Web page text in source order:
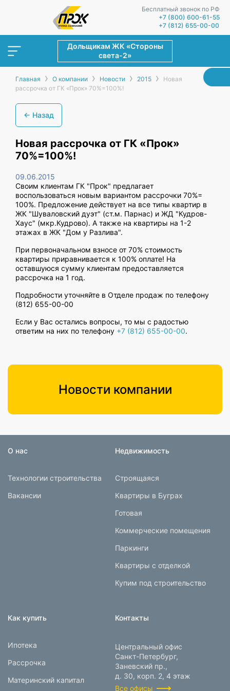
Бесплатный звонок по РФ
+7 (800) 600-61-55
+7 (812) 655-00-00
Дольщикам ЖК «Стороны
света-2»
Главная › О компании › Новости › 2015 ›
Новая
рассрочка от ГК «Прок» 70%=100%!
← Назад
Новая рассрочка от ГК «Прок»
70%=100%!
09.06.2015
Своим клиентам ГК "Прок" предлагает
воспользоваться новым вариантом рассрочки 70%=
100%. Предложение действует на все типы квартир в
ЖК "Шуваловский дуэт" (ст.м. Парнас) и ЖД "Кудров-
Хаус" (мкр.Кудрово). А также на квартиры на 1-2
этажах в ЖК "Дом у Разлива".
При первоначальном взносе от 70% стоимость
квартиры приравнивается к 100% оплате! На
оставшуюся сумму клиентам предоставляется
рассрочка на 1 год.
Подробности уточняйте в Отделе продаж по телефону
(812) 655-00-00
Если у Вас остались вопросы, то мы с радостью
ответим на них по телефону +7 (812) 655-00-00.
Новости компании
О нас
Технологии строительства
Вакансии
Недвижимость
Строящаяся
Квартиры в Буграх
Готовая
Коммерческие помещения
Паркинги
Квартиры с отделкой
Купим под строительство
Как купить
Ипотека
Рассрочка
Материнский капитал
Контакты
Центральный офис
Санкт-Петербург,
Заневский пр.,
д. 30, корп. 2, 4 этаж
Все офисы